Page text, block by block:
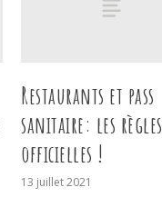
Restaurants et pass
sanitaire: les règles
officielles !
13 juillet 2021